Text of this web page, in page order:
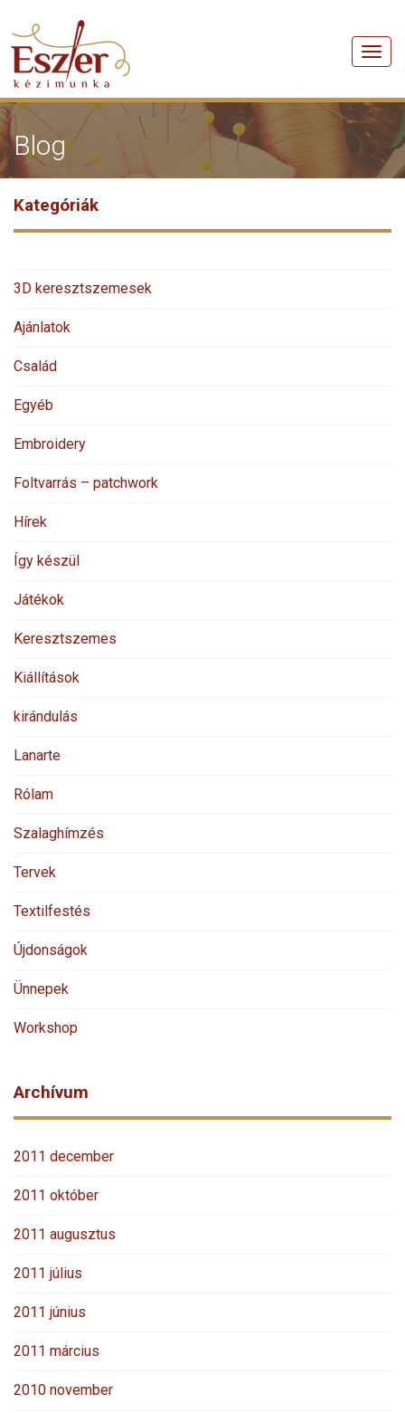
Menü
Blog
Kategóriák
3D keresztszemesek
Ajánlatok
Család
Egyéb
Embroidery
Foltvarrás – patchwork
Hírek
Így készül
Játékok
Keresztszemes
Kiállítások
kirándulás
Lanarte
Rólam
Szalaghímzés
Tervek
Textilfestés
Újdonságok
Ünnepek
Workshop
Archívum
2011 december
2011 október
2011 augusztus
2011 július
2011 június
2011 március
2010 november